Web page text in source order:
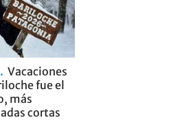
Vacaciones
fue el
más
cortas